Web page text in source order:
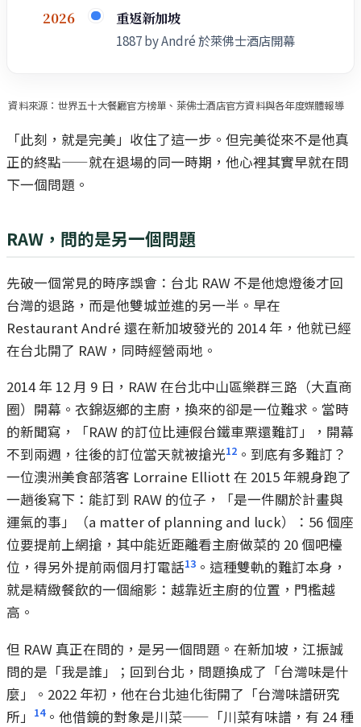
2026 重返新加坡
1887 by André 於萊佛士酒店開幕
資料來源：世界五十大餐廳官方榜單、萊佛士酒店官方資料與各年度媒體報導
「此刻，就是完美」收住了這一步。但完美從來不是他真
正的終點——就在退場的同一時期，他心裡其實早就在問
下一個問題。
RAW，問的是另一個問題
先破一個常見的時序誤會：台北 RAW 不是他熄燈後才回
台灣的退路，而是他雙城並進的另一半。早在
Restaurant André 還在新加坡發光的 2014 年，他就已經
在台北開了 RAW，同時經營兩地。
2014 年 12 月 9 日，RAW 在台北中山區樂群三路（大直商
圈）開幕。衣錦返鄉的主廚，換來的卻是一位難求。當時
的新聞寫，「RAW 的訂位比連假台鐵車票還難訂」，開幕
不到兩週，往後的訂位當天就被搶光12 。到底有多難訂？
一位澳洲美食部落客 Lorraine Elliott 在 2015 年親身跑了
一趟後寫下：能訂到 RAW 的位子，「是一件關於計畫與
運氣的事」（a matter of planning and luck）：56 個座
位要提前上網搶，其中能近距離看主廚做菜的 20 個吧檯
位，得另外提前兩個月打電話13 。這種雙軌的難訂本身，
就是精緻餐飲的一個縮影：越靠近主廚的位置，門檻越
高。
但 RAW 真正在問的，是另一個問題。在新加坡，江振誠
問的是「我是誰」；回到台北，問題換成了「台灣味是什
麼」。2022 年初，他在台北迪化街開了「台灣味譜研究
所」
14。他借鏡的對象是川菜——「川菜有味譜，有 24 種